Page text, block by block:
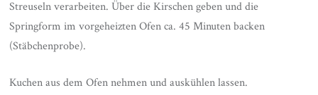
Streuseln verarbeiten. Über die Kirschen geben und die
Springform im vorgeheizten Ofen ca. 45 Minuten backen
(Stäbchenprobe).
Kuchen aus dem Ofen nehmen und auskühlen lassen.